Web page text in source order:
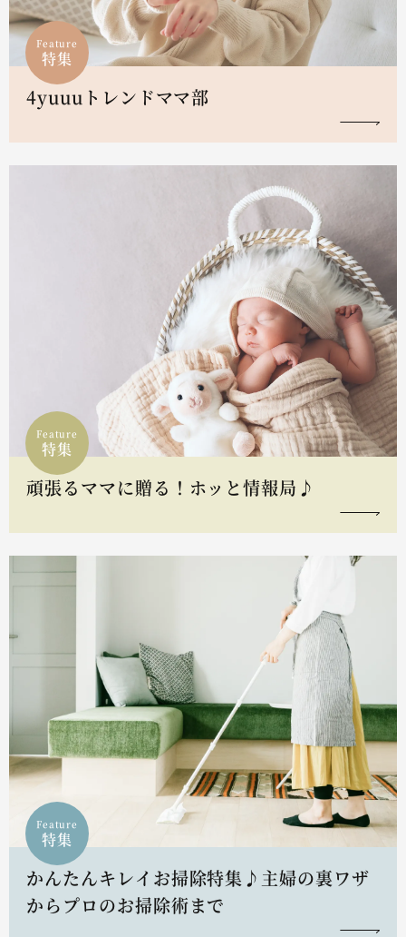
Feature
特集
4yuuuトレンドママ部
Feature
特集
頑張るママに贈る！ホッと情報局♪
Feature
特集
かんたんキレイお掃除特集♪主婦の裏ワザ
からプロのお掃除術まで